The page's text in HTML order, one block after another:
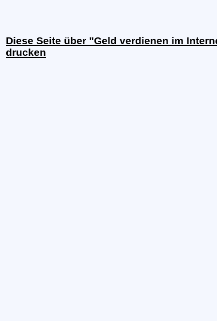
Diese Seite über "Geld verdienen im
drucken